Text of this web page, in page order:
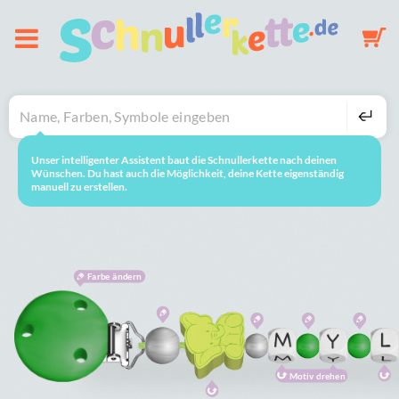
Schnullerkette
Schlüsselanhänger
Galerie
Warenkorb
Unser intelligenter Assistent baut die Schnullerkette nach deinen
Wünschen. Du hast auch die Möglichkeit, deine Kette eigenständig
manuell zu erstellen.
neustarten So geht's
Motiv drehen
Farbe ändern